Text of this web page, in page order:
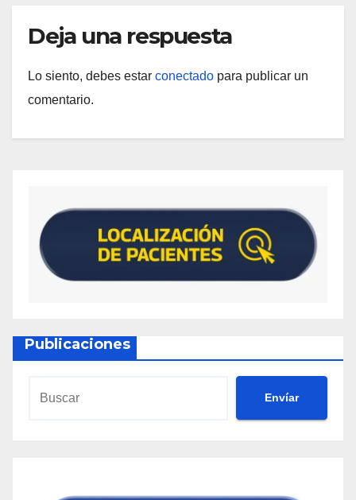
Deja una respuesta
Lo siento, debes estar conectado para publicar un
comentario.
Publicaciones
Envíar